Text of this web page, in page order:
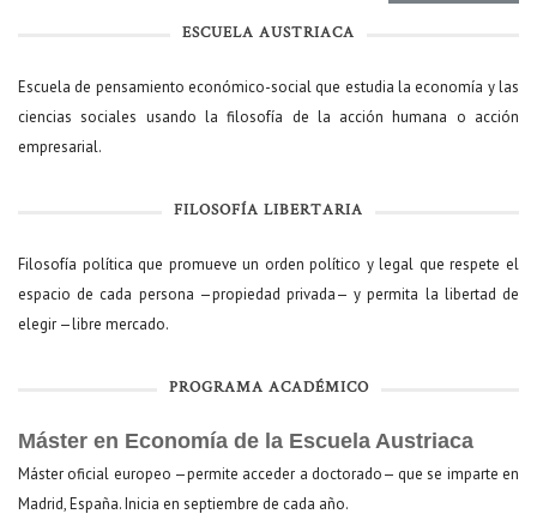
ESCUELA AUSTRIACA
Escuela de pensamiento económico-social que estudia la economía y las
ciencias sociales usando la filosofía de la acción humana o acción
empresarial.
FILOSOFÍA LIBERTARIA
Filosofía política que promueve un orden político y legal que respete el
espacio de cada persona —propiedad privada— y permita la libertad de
elegir —libre mercado.
PROGRAMA ACADÉMICO
Máster en Economía de la Escuela Austriaca
Máster oficial europeo —permite acceder a doctorado— que se imparte en
Madrid, España. Inicia en septiembre de cada año.